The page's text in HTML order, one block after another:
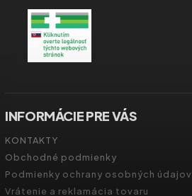
INFORMÁCIE PRE VÁS
KONTAKTY
Obchodné podmienky
Podmienky ochrany osobných údajov
Vrátenie a reklamácia tovaru